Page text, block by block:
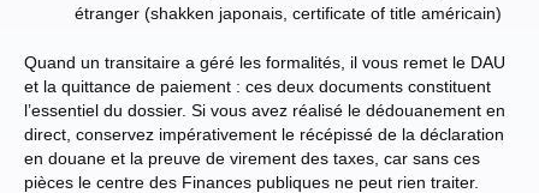
étranger (shakken japonais, certificate of title américain)
Quand un transitaire a géré les formalités, il vous remet le DAU
et la quittance de paiement : ces deux documents constituent
l’essentiel du dossier. Si vous avez réalisé le dédouanement en
direct, conservez impérativement le récépissé de la déclaration
en douane et la preuve de virement des taxes, car sans ces
pièces le centre des Finances publiques ne peut rien traiter.